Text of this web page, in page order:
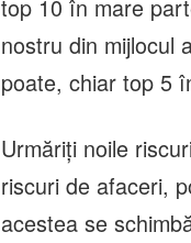
top 10 în mare
nostru din mijlocul
poate, chiar top 5
Urmăriți noile
riscuri de afaceri,
acestea se